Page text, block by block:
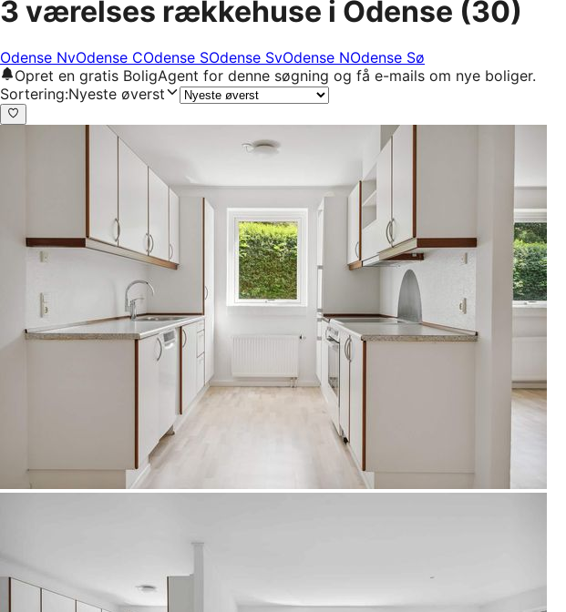
3 værelses rækkehuse i Odense (30)
Odense NvOdense COdense SOdense SvOdense NOdense Sø
Opret en gratis BoligAgent for denne søgning og få e-mails om nye boliger.
Sortering:Nyeste øverst